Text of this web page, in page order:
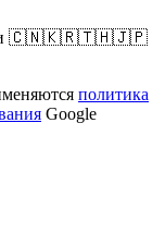
Азии 🇨🇳🇰🇷🇹🇭🇯🇵
политика
Google